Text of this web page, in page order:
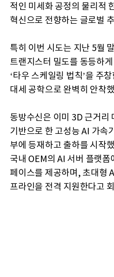
적인 미세화 공정의 물리적
혁신으로 전향하는 글로벌
특히 이번 시도는 지난 5월
트랜지스터 밀도를 동등하
‘타우 스케일링 법칙’을 주
대세 공학으로 완벽히 안착
동방수신은 이미 3D 근거리
기반으로 한 고성능 AI 가속
부에 등재하고 출하를 시작
국내 OEM의 AI 서버 플랫폼
페이스를 제공하며, 초대형
프라인을 전격 지원한다고